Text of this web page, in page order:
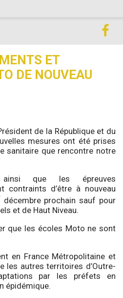
ET
DE NOUVEAU
de la République et du
mesures ont été prises
sanitaire que rencontre notre
ainsi que les épreuves
contraints d’être à nouveau
décembre prochain sauf pour
et de Haut Niveau.
que les écoles Moto ne sont
en France Métropolitaine et
les autres territoires d’Outre-
par les préfets en
épidémique.